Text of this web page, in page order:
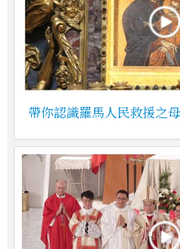
帶你認識羅馬人民救援之母